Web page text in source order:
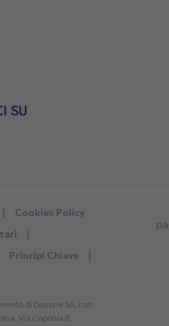
SU
| Cookies Policy
|
Principi Chiave |
di Danone SA, con
Via Coponia 8,